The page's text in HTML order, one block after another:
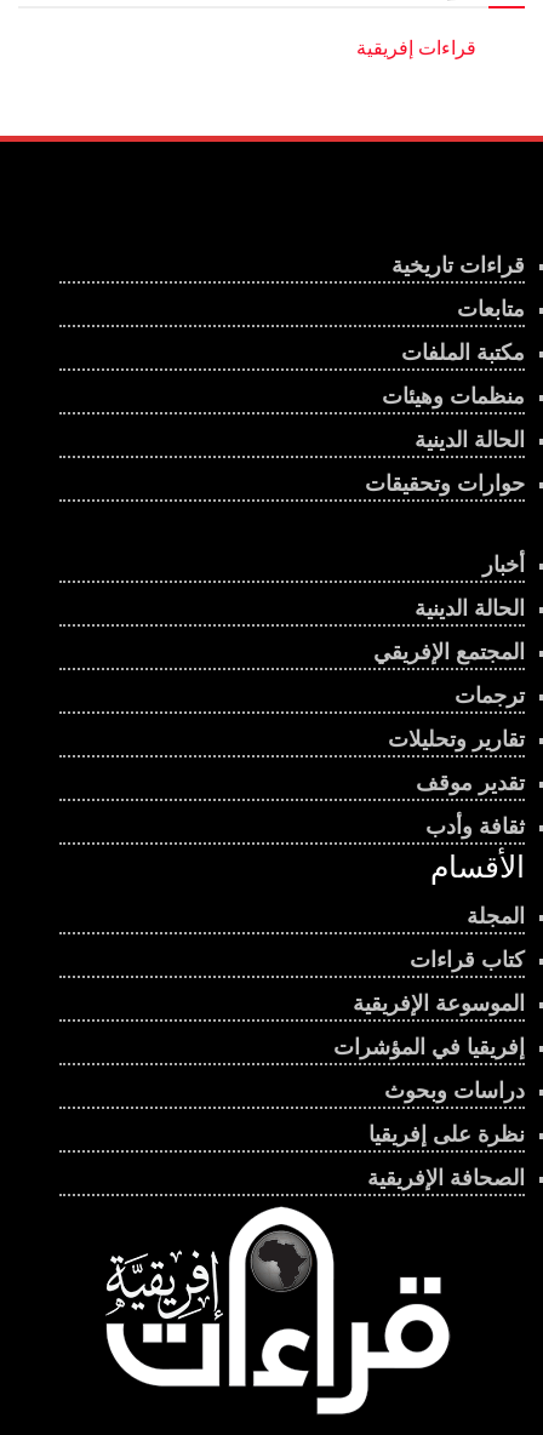
قراءات تاريخية
متابعات
مكتبة الملفات
منظمات وهيئات
الحالة الدينية
حوارات وتحقيقات
أخبار
الحالة الدينية
المجتمع الإفريقي
ترجمات
تقارير وتحليلات
تقدير موقف
ثقافة وأدب
الأقسام
المجلة
كتاب قراءات
الموسوعة الإفريقية
إفريقيا في المؤشرات
دراسات وبحوث
نظرة على إفريقيا
الصحافة الإفريقية